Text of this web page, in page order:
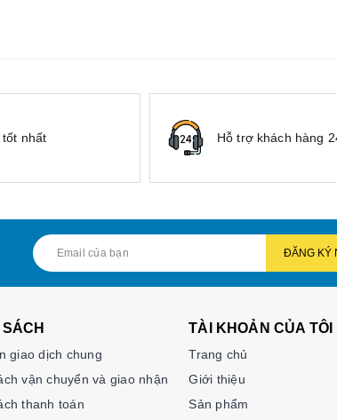
tốt nhất Hỗ trợ khách hàng
ĐĂNG KÝ
giao dịch chung
vận chuyển và giao nhận
thanh toán
TÀI KHOẢN CỦA TÔI
Trang chủ
Giới thiệu
Sản phẩm